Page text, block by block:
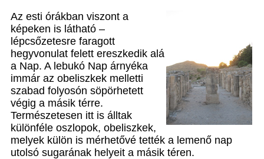
Az esti órákban viszont a
képeken is látható –
lépcsőzetesre faragott
hegyvonulat felett ereszkedik alá
a Nap. A lebukó Nap árnyéka
immár az obeliszkek melletti
szabad folyosón söpörhetett
végig a másik térre.
Természetesen itt is álltak
különféle oszlopok, obeliszkek,
melyek külön is mérhetővé tették a lemenő nap
utolsó sugarának helyeit a másik téren.